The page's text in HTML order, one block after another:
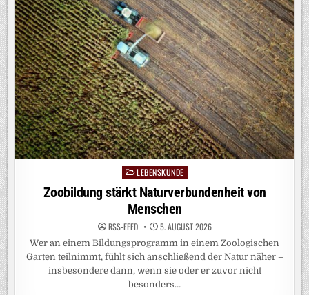
Posted
in
LEBENSKUNDE
Zoobildung stärkt Naturverbundenheit von
Menschen
RSS-FEED 5. AUGUST 2026
Wer an einem Bildungsprogramm in einem Zoologischen
Garten teilnimmt, fühlt sich anschließend der Natur näher –
insbesondere dann, wenn sie oder er zuvor nicht
besonders…